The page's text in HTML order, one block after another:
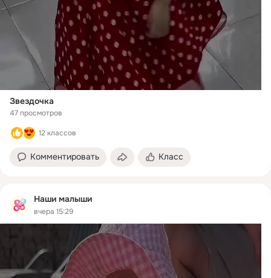
Звездочка
47 просмотров
12 классов
Комментировать Класс
Наши малыши
вчера 15:29